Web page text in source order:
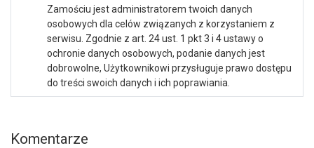
Zamościu jest administratorem twoich danych
osobowych dla celów związanych z korzystaniem z
serwisu. Zgodnie z art. 24 ust. 1 pkt 3 i 4 ustawy o
ochronie danych osobowych, podanie danych jest
dobrowolne, Użytkownikowi przysługuje prawo dostępu
do treści swoich danych i ich poprawiania.
Komentarze